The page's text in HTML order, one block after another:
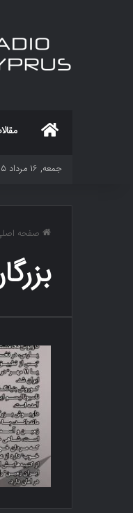
جمعه, ۱۶ مرداد ۱۴۰۵
صفحه